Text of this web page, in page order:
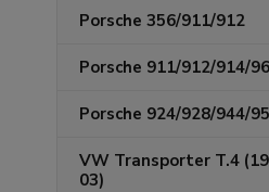
Porsche 356/911/912
Porsche 911/912/914/
Porsche 924/928/944/
VW Transporter T.4
03)